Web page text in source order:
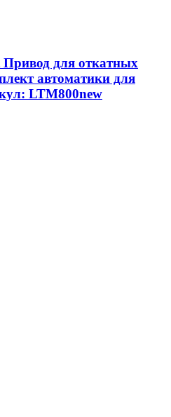
для откатных
автоматики для
LTM800new